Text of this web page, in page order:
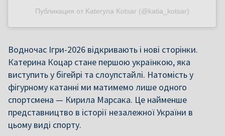
Публикация от Kateryna Kotsar (@katia_kotsar)
Водночас Ігри-2026 відкривають і нові сторінки.
Катерина Коцар стане першою українкою, яка
виступить у бігейрі та слоупстайлі. Натомість у
фігурному катанні ми матимемо лише одного
спортсмена — Кирила Марсака. Це найменше
представництво в історії незалежної України в
цьому виді спорту.